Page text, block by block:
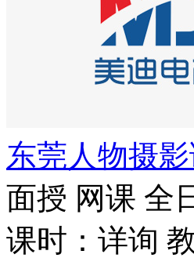
东莞人物摄
面授 网课 全
课时：详询